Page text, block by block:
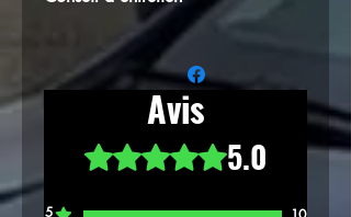
⚠️N'oubliez pas votre kit d'entretien,
indispensable pour huiler et entretenir
périodiquement votre filtre à air afin de
garantir sa bonne longévité dans le
Avis
Noté 5 sur 5. 5.0
5